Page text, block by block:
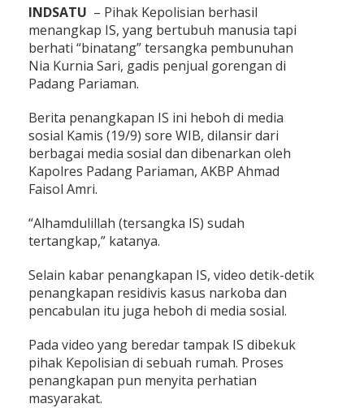
INDSATU – Pihak Kepolisian berhasil
menangkap IS, yang bertubuh manusia tapi
berhati “binatang” tersangka pembunuhan
Nia Kurnia Sari, gadis penjual gorengan di
Padang Pariaman.
Berita penangkapan IS ini heboh di media
sosial Kamis (19/9) sore WIB, dilansir dari
berbagai media sosial dan dibenarkan oleh
Kapolres Padang Pariaman, AKBP Ahmad
Faisol Amri.
“Alhamdulillah (tersangka IS) sudah
tertangkap,” katanya.
Selain kabar penangkapan IS, video detik-detik
penangkapan residivis kasus narkoba dan
pencabulan itu juga heboh di media sosial.
Pada video yang beredar tampak IS dibekuk
pihak Kepolisian di sebuah rumah. Proses
penangkapan pun menyita perhatian
masyarakat.